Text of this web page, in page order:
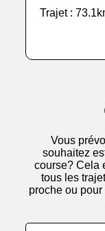
Trajet :
Vous
souhaitez
course? Cela
tous les
proche ou